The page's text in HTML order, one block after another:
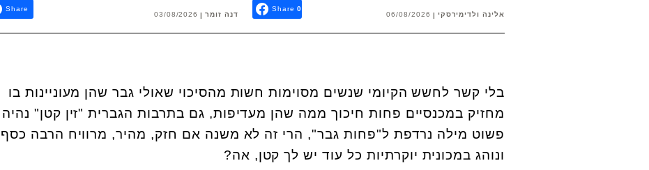
אלינה ולדימירסקי 06/08/2026
Share 0
דנה זומר 03/08/2026
Share
בלי קשר לחשש הקיומי שנשים מסוימות חשות מהסיכוי שאולי גבר שהן מעוניינות בו
מחזיק במכנסיים פחות חיכוך ממה שהן מעדיפות, גם בתרבות הגברית "זין קטן" נהיה
פשוט מילה נרדפת ל"פחות גבר", הרי זה לא משנה אם חזק, מהיר, מרוויח הרבה כסף
ונוהג במכונית יוקרתיות כל עוד יש לך קטן, אה?